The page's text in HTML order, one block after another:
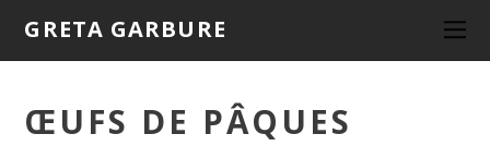
GRETA GARBURE
ŒUFS DE PÂQUES